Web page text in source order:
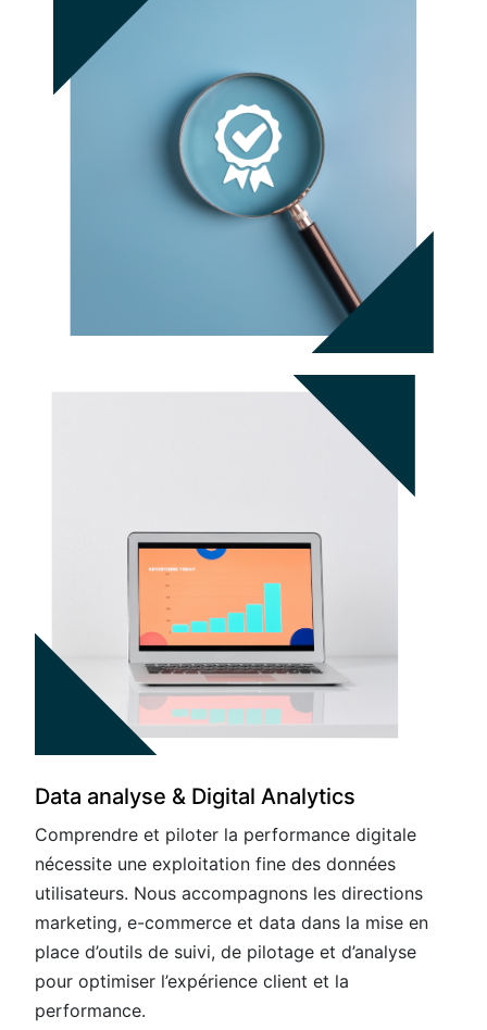
Data analyse & Digital Analytics
Comprendre et piloter la performance digitale
nécessite une exploitation fine des données
utilisateurs. Nous accompagnons les directions
marketing, e-commerce et data dans la mise en
place d’outils de suivi, de pilotage et d’analyse
pour optimiser l’expérience client et la
performance.